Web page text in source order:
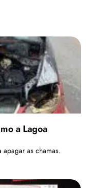
a Lagoa
as chamas.